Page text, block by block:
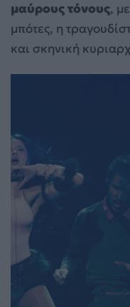
μαύρους τόνους,
μπότες, η
και σκηνική